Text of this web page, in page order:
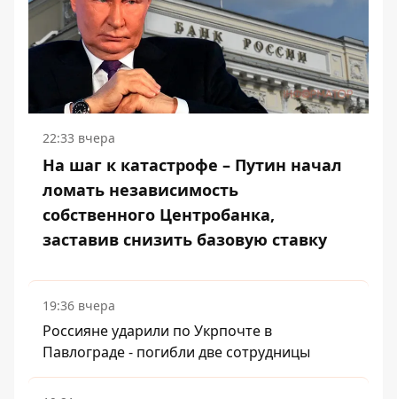
22:33 вчера
На шаг к катастрофе – Путин начал
ломать независимость
собственного Центробанка,
заставив снизить базовую ставку
19:36 вчера
Россияне ударили по Укрпочте в
Павлограде - погибли две сотрудницы